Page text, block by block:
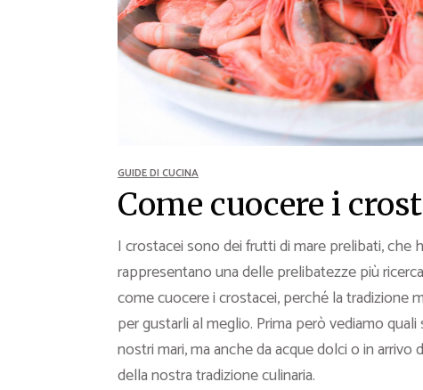
Video Ricette
Ricette per Ingrediente
GUIDE DI CUCINA
Come cuocere i
I crostacei sono dei frutti di mare prelibati, che
rappresentano una delle prelibatezze più
come cuocere i crostacei, perché la tradizione
per gustarli al meglio. Prima però vediamo
nostri mari, ma anche da acque dolci o in
della nostra tradizione culinaria.